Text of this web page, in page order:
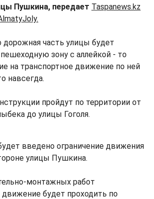
Пушкина, передает Taspanews.kz
дорожная часть улицы будет
зону с аллейкой - то
на транспортное движение по ней
навсегда.
пройдут по территории от
до улицы Гоголя.
введено ограничение движения
улицы Пушкина.
монтажных работ
движение будет проходить по